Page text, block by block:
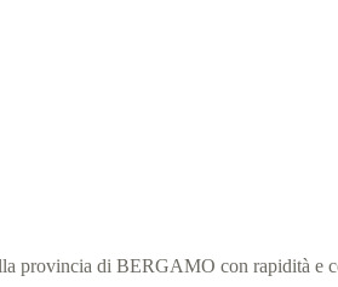
provincia di BERGAMO con rapidità e